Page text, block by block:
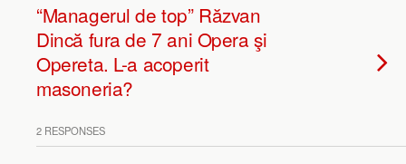
“Managerul de top” Răzvan
Dincă fura de 7 ani Opera şi
Opereta. L-a acoperit
masoneria?
2 RESPONSES